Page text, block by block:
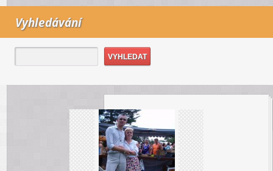
Vyhledávání